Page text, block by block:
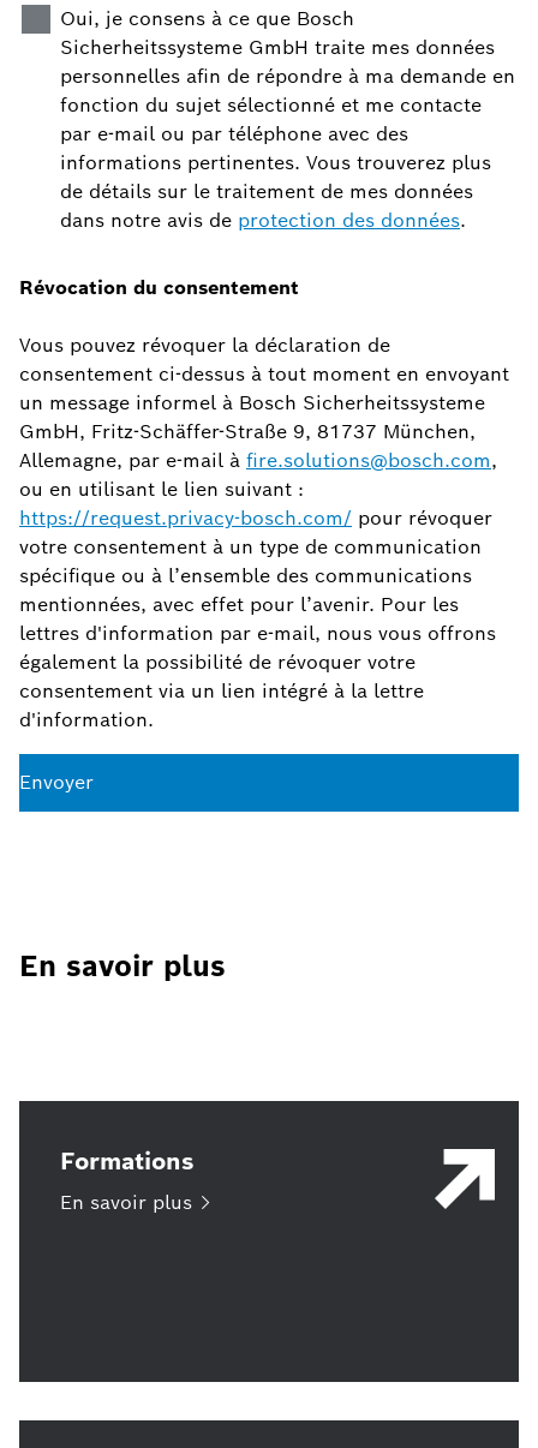
Oui, je consens à ce que Bosch
Sicherheitssysteme GmbH traite mes données
personnelles afin de répondre à ma demande en
fonction du sujet sélectionné et me contacte
par e-mail ou par téléphone avec des
informations pertinentes. Vous trouverez plus
de détails sur le traitement de mes données
dans notre avis de protection des données.
Révocation du consentement
Vous pouvez révoquer la déclaration de
consentement ci-dessus à tout moment en envoyant
un message informel à Bosch Sicherheitssysteme
GmbH, Fritz-Schäffer-Straße 9, 81737 München,
Allemagne, par e-mail à fire.solutions@bosch.com,
ou en utilisant le lien suivant :
https://request.privacy-bosch.com/ pour révoquer
votre consentement à un type de communication
spécifique ou à l’ensemble des communications
mentionnées, avec effet pour l’avenir. Pour les
lettres d'information par e-mail, nous vous offrons
également la possibilité de révoquer votre
consentement via un lien intégré à la lettre
d'information.
Envoyer
En savoir plus
Formations
En savoir plus